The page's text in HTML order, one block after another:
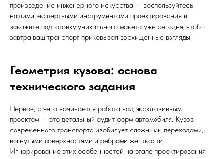
произведение инженерного искусства — воспользуйтесь
нашими экспертными инструментами проектирования и
закажите подготовку уникального макета уже сегодня, чтобы
завтра ваш транспорт приковывал восхищенные взгляды.
Геометрия кузова: основа
технического задания
Первое, с чего начинается работа над эксклюзивным
проектом — это детальный аудит форм автомобиля. Кузов
современного транспорта изобилует сложными переходами,
вогнутыми поверхностями и ребрами жесткости.
Игнорирование этих особенностей на этапе проектирования